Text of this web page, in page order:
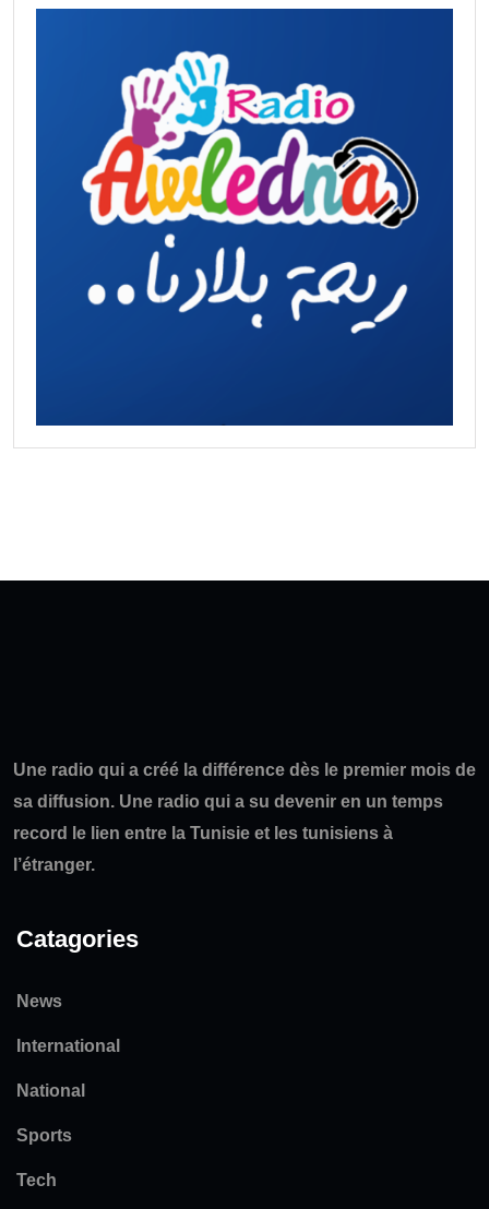
Une radio qui a créé la différence dès le premier mois de
sa diffusion. Une radio qui a su devenir en un temps
record le lien entre la Tunisie et les tunisiens à
l’étranger.
Catagories
News
International
National
Sports
Tech